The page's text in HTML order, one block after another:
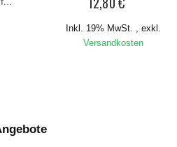
Inkl. 19% MwSt.
exkl.
Versandkosten